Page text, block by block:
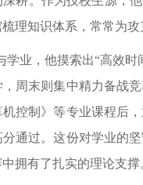
理知识体系，常常为
学业，他摸索出“高效
周末则集中精力备战
控制》等专业课程后
通过。这份对学业的
拥有了扎实的理论支撑